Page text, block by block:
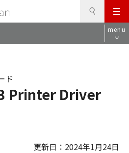
メ
ニ
ュ
menu
Printer Driver
ド
更新日：2024年1月24日